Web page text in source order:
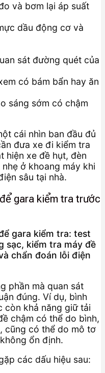
và bơm lại áp suất
dầu động cơ và
sát đường quét của
có bám bẩn hay ăn
sáng sớm có chậm
cái nhìn ban đầu đủ
đưa xe đi kiểm tra
hiện xe đề hụt, đèn
ở khoang máy khi
sâu tại nhà.
gara kiểm tra trước
gara kiểm tra: test
sạc, kiểm tra máy đề
chẩn đoán lỗi điện
phần mà quan sát
đúng. Ví dụ, bình
còn khả năng giữ tải
chậm có thể do bình,
cũng có thể do mô tơ
ổn định.
các dấu hiệu sau: